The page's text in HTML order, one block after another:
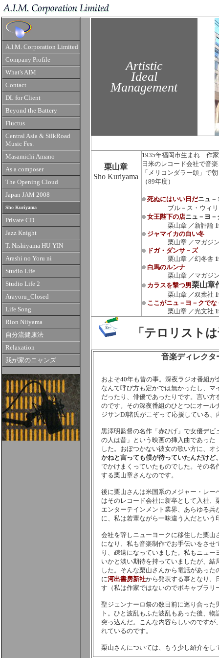
A.I.M. Corporation Limited
Company Profile
What's AIM
Contact
DL for Client
Beyond the Battery
Fluctus
Central Asia & SilkRoad
Music Fes.
Masamichi Amano
As a composer
The Opening Cloud
Japan JAM 2008
Sho Kuriyama
Private CD
Jazz Knight
T. Nishiyama HU-YIN
Arashi no Yoru ni
Studio Life
Studio Life 2
Arayoru_Closed
Life Song
Rion Niiyama
自分流健康法
Relaxation
我が家のニャンズ
Artistic
Ideal
Management
栗山章
Sho Kuriyama
1935年福岡市生まれ 作
日米のレコード会社で音
「メリコンダラー頌」で
（89年度）
死ぬにはいい日だニュ－
ブル－ス・ウィ
女王陛下の店ニュ－ヨ－
栗山章 ／新評論
ジャマイカの白い冬
栗山章 ／マガジ
ドガ・ダンサ－ズ
栗山章 ／幻冬舎
白馬のルンナ
栗山章 ／マガジ
カラスを撃つ男栗山章
栗山章 ／双葉社
ここがニュ－ヨ－クでな
栗山章 ／光文社
「テロリストは
音楽ディレクタ
およそ40年も昔の事。深夜ラジオ番組
なんて呼び方も定かでは無かったし、
だったり、俳優であったりです。言い
のです。その深夜番組のひとつにオー
ジサンDJ諸氏がこぞって応援している
黒澤明監督の名作「赤ひげ」で女優デ
の人は昔」という映画の挿入曲であっ
した。おぼつかない彼女の歌い方に、オ
かねと言っても僕が待っていたんだけ
でかけまくっていたものでした。その
する栗山章さんなのです。
後に栗山さんは米国系のメジャー・レ
はそのレコード会社に新卒として入社
エンターテインメント業界、あらゆる
に、私は若輩ながら一味違う人だという
会社を辞しニューヨークに移住した栗山
になり、私も音楽制作でお手伝いをさ
り、疎遠になっていました。私もニュ
いかと淡い期待を持っていましたが、
した。そんな栗山さんから電話があっ
に河出書房新社から発表する事となり、
す（私は作家ではないのでボキャブラリ
聖ジェンナーロ祭の数日前に巡り合っ
ト。ひと波乱もふた波乱もあった後、
突っ込んだ。こんな内容らしいのです
れているのです。
栗山さんについては、もう少し紹介を